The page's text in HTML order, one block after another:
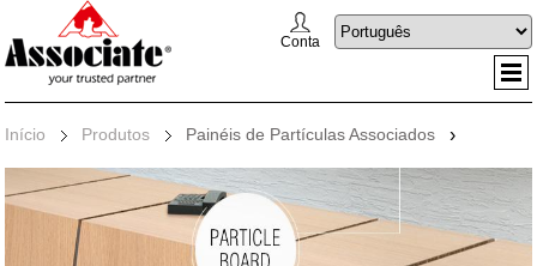
Conta
Início Produtos Painéis de Partículas Associados ›